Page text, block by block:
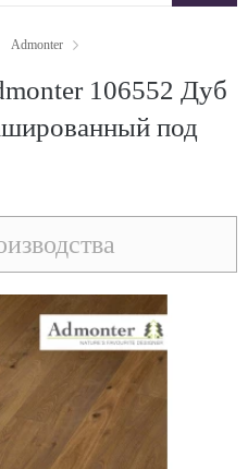
Admonter
106552 Дуб
под